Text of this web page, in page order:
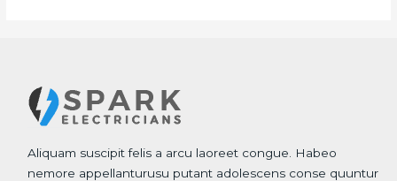
Aliquam suscipit felis a arcu laoreet congue. Habeo
nemore appellanturusu putant adolescens conse quuntur